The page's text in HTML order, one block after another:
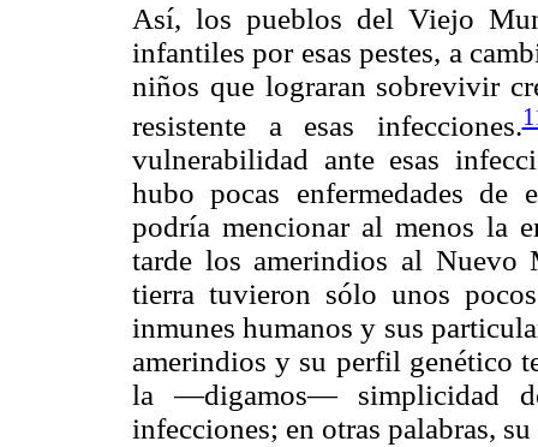
Así, los pueblos del Viejo
infantiles por esas pestes, a
niños que lograran sobrevivir
resistente a esas infecciones.
vulnerabilidad ante esas
hubo pocas enfermedades de
podría mencionar al menos la
tarde los amerindios al Nuevo
tierra tuvieron sólo unos
inmunes humanos y sus
amerindios y su perfil genético
la —digamos— simplicidad
infecciones; en otras palabras,